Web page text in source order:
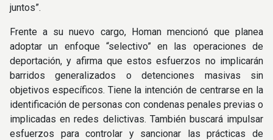
juntos”.
Frente a su nuevo cargo, Homan mencionó que planea
adoptar un enfoque “selectivo” en las operaciones de
deportación, y afirma que estos esfuerzos no implicarán
barridos generalizados o detenciones masivas sin
objetivos específicos. Tiene la intención de centrarse en la
identificación de personas con condenas penales previas o
implicadas en redes delictivas. También buscará impulsar
esfuerzos para controlar y sancionar las prácticas de